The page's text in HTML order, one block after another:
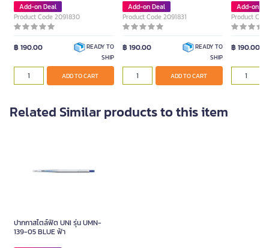
Add-on Deal
Product Code 2091830
฿ 190.00
READY TO
SHIP
ADD TO CART
Add-on Deal
Product Code 2091831
฿ 190.00
READY TO
SHIP
ADD TO CART
Add-on
Product
฿ 190.00
Related Similar products to this item
ปากกาสไตล์ฟิต UNI รุ่น UMN-
139-05 BLUE ฟ้า